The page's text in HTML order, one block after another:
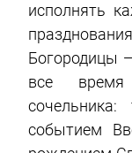
исполнять
Богородицы
все
событием